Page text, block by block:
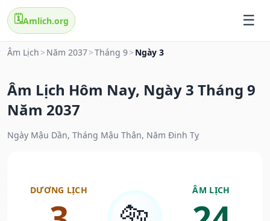
🗓️Amlich.org
Âm Lịch > Năm 2037>Tháng 9> Ngày 3
Âm Lịch Hôm Nay, Ngày 3 Tháng 9
Năm 2037
Ngày Mậu Dần, Tháng Mậu Thân, Năm Đinh Tỵ
DƯƠNG LỊCH ÂM LỊCH